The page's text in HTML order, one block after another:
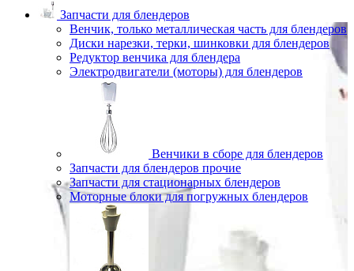
Запчасти для блендеров
Венчик, только металлическая часть для блендеров
Диски нарезки, терки, шинковки для блендеров
Редуктор венчика для блендера
Электродвигатели (моторы) для блендеров
Венчики в сборе для блендеров
Запчасти для блендеров прочие
Запчасти для стационарных блендеров
Моторные блоки для погружных блендеров